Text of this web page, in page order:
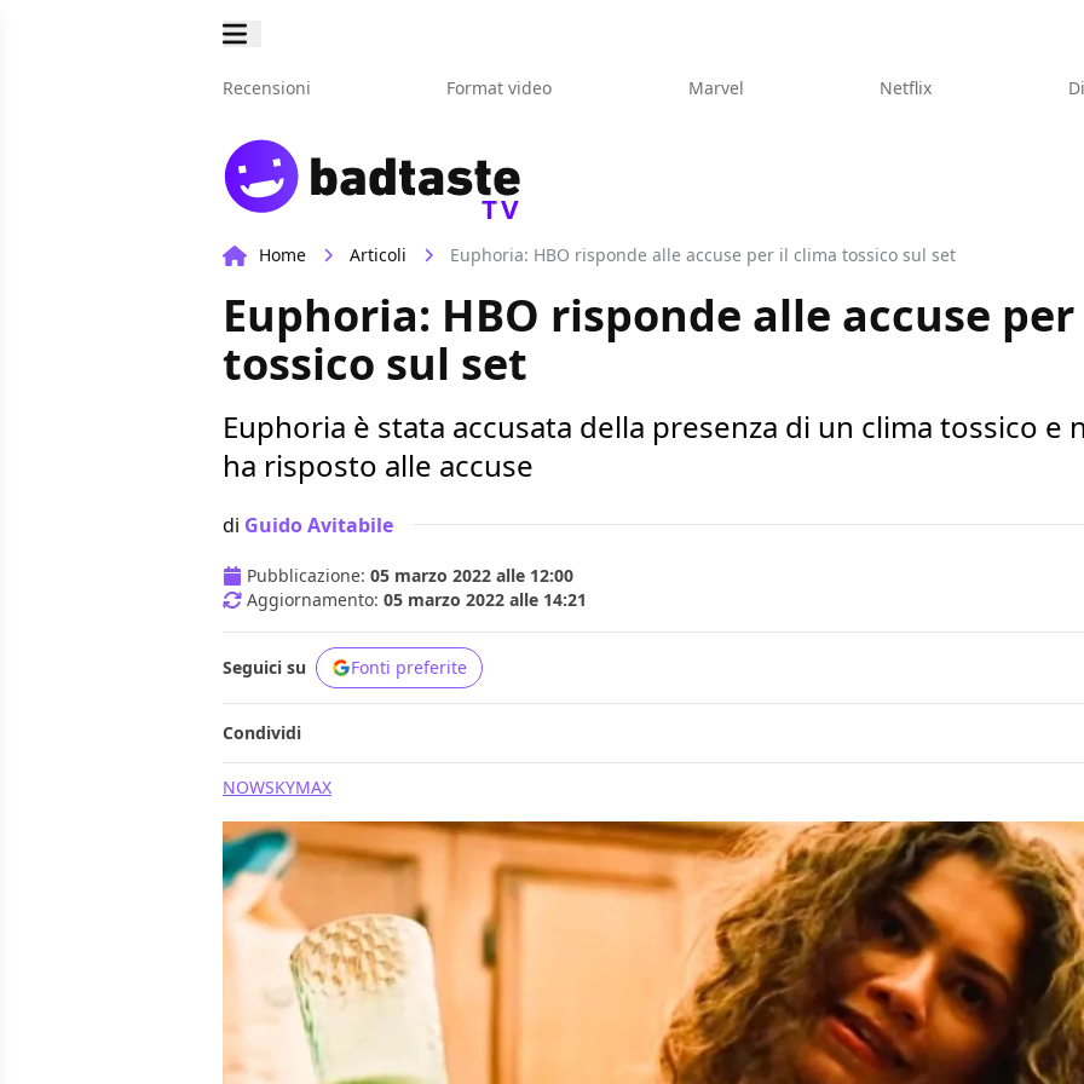
Recensioni Format video Marvel Netflix
TV
Home Articoli Euphoria: HBO risponde alle accuse per il clima tossico sul set
Euphoria: HBO risponde alle accuse
tossico sul set
Euphoria è stata accusata della presenza di un clima tossico e
ha risposto alle accuse
di Guido Avitabile
Pubblicazione: 05 marzo 2022 alle 12:00
Aggiornamento: 05 marzo 2022 alle 14:21
Seguici su Fonti preferite
Condividi
NOWSKYMAX